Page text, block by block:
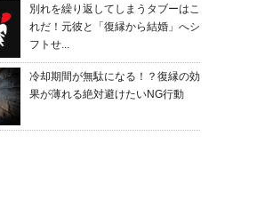
別れを繰り返してしまうタブーはこ
れだ！元彼と「復縁から結婚」へシ
フトせ...
冷却期間が無駄になる！？復縁の効
果が薄れる絶対避けたいNG行動